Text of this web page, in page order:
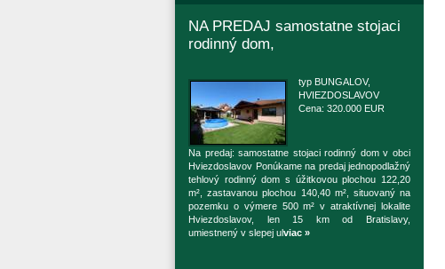
NA PREDAJ samostatne stojaci
rodinný dom,
typ BUNGALOV,
HVIEZDOSLAVOV
Cena: 320.000 EUR
Na predaj: samostatne stojaci rodinný dom v obci
Hviezdoslavov Ponúkame na predaj jednopodlažný
tehlový rodinný dom s úžitkovou plochou 122,20
m², zastavanou plochou 140,40 m², situovaný na
pozemku o výmere 500 m² v atraktívnej lokalite
Hviezdoslavov, len 15 km od Bratislavy,
umiestnený v slepej ulviac »